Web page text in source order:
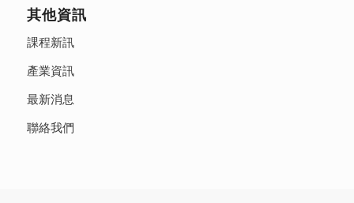
其他資訊
課程新訊
產業資訊
最新消息
聯絡我們